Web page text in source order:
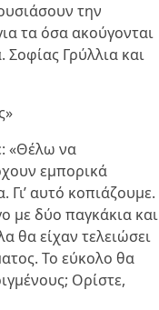
την
τα όσα ακούγονται
Σοφίας Γρύλλια και
«Θέλω να
εμπορικά
Γι’ αυτό κοπιάζουμε.
με δύο παγκάκια και
θα είχαν τελειώσει
Το εύκολο θα
Ορίστε,